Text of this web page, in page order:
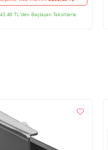
TL'den Başlayan Taksitlerle